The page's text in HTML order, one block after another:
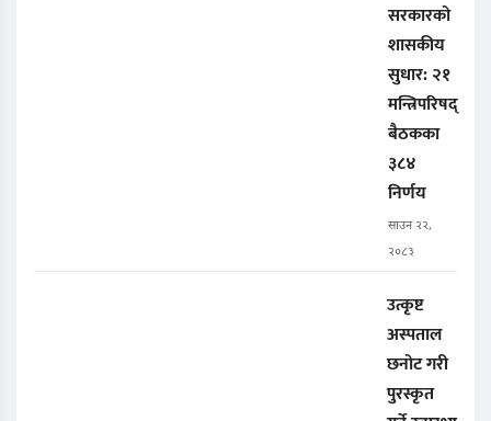
सरकारको
शासकीय
सुधार: २१
मन्त्रिपरिषद्
बैठकका
३८४
निर्णय
साउन २२,
२०८३
उत्कृष्ट
अस्पताल
छनोट गरी
पुरस्कृत